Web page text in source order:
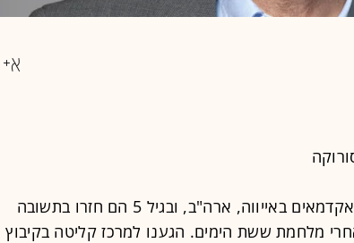
נולדתי להורים אקדמאים באייווה, ארה"ב, ובגיל 5 הם חזרו בתשובה
מלחמת ששת הימים. הגענו למרכז קליטה בקיבוץ